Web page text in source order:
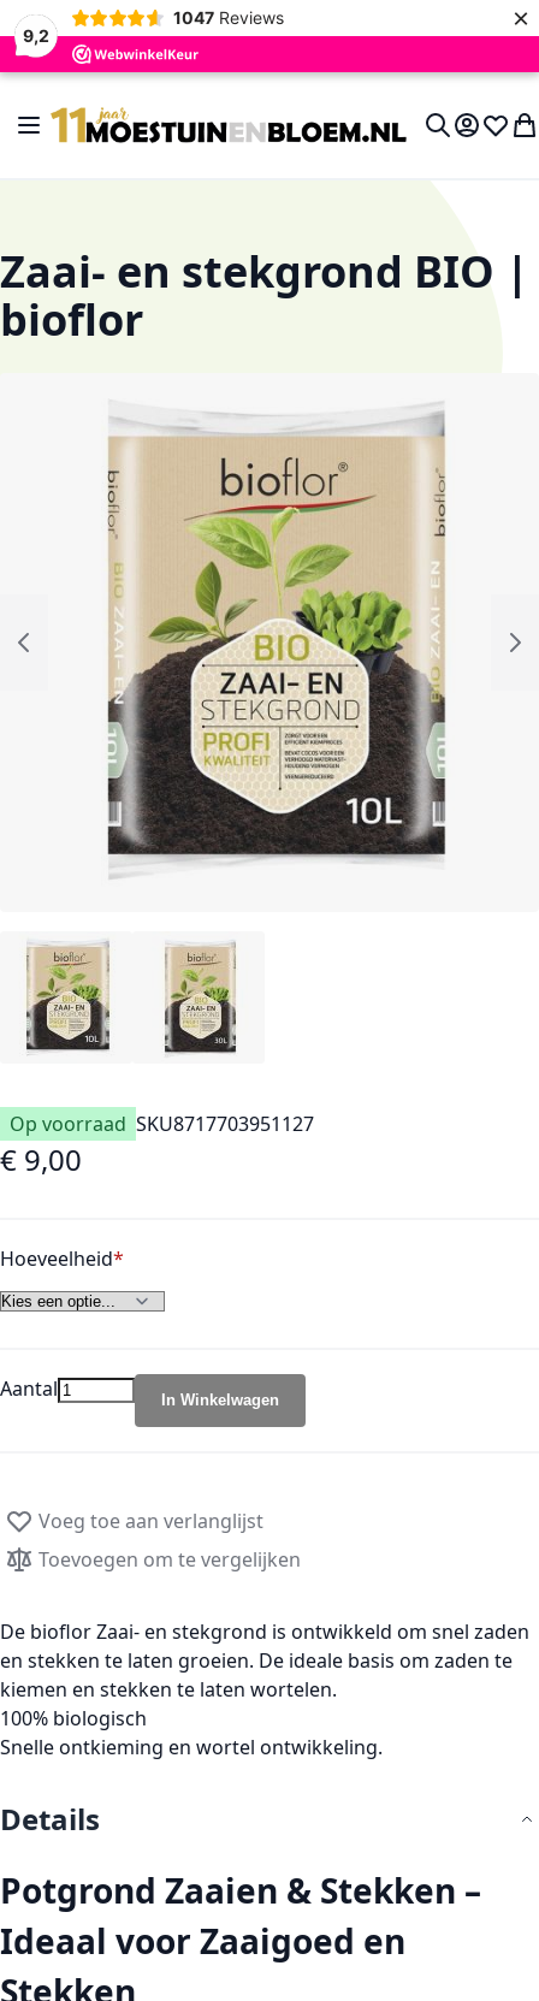
9,2
1047 Reviews ×
Toggle Nav
Account
Zaai- en stekgrond BIO |
bioflor
Op voorraad SKU8717703951127
Vanaf
€ 9,00
Hoeveelheid
Aantal In Winkelwagen
Voeg toe aan verlanglijst
Toevoegen om te vergelijken
De bioflor Zaai- en stekgrond is ontwikkeld om snel zaden
en stekken te laten groeien. De ideale basis om zaden te
kiemen en stekken te laten wortelen.
100% biologisch
Snelle ontkieming en wortel ontwikkeling.
Details
Potgrond Zaaien & Stekken –
Ideaal voor Zaaigoed en
Stekken